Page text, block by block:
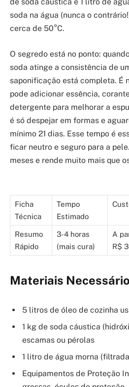
soda na água (nunca o
cerca de 50°C.
O segredo está no ponto:
soda atinge a consistência de
saponificação está completa. É
pode adicionar essência,
detergente para melhorar a
é só despejar em formas e
mínimo 21 dias. Esse tempo é
ficar neutro e seguro para a
meses e rende muito mais que
Ficha
Técnica
Tempo
Estimado
Resumo
Rápido
3-4 horas
(mais cura)
A
R$
Materiais
5 litros de óleo de cozinha
1 kg de soda cáustica
escamas ou pérolas
1 litro de água morna
Equipamentos de Proteção